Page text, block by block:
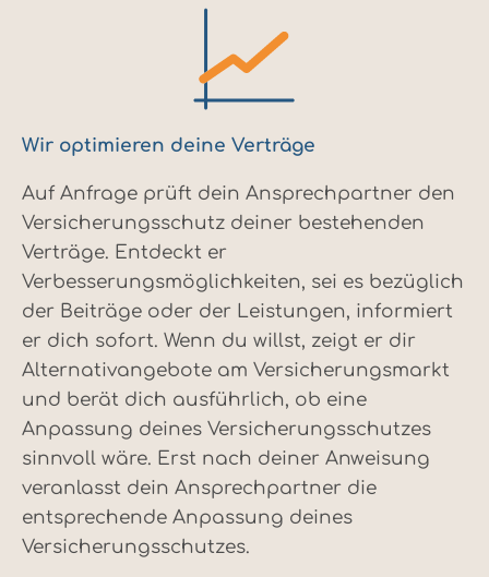
Wir optimieren deine Verträge
Auf Anfrage prüft dein Ansprechpartner den
Versicherungsschutz deiner bestehenden
Verträge. Entdeckt er
Verbesserungsmöglichkeiten, sei es bezüglich
der Beiträge oder der Leistungen, informiert
er dich sofort. Wenn du willst, zeigt er dir
Alternativangebote am Versicherungsmarkt
und berät dich ausführlich, ob eine
Anpassung deines Versicherungsschutzes
sinnvoll wäre. Erst nach deiner Anweisung
veranlasst dein Ansprechpartner die
entsprechende Anpassung deines
Versicherungsschutzes.